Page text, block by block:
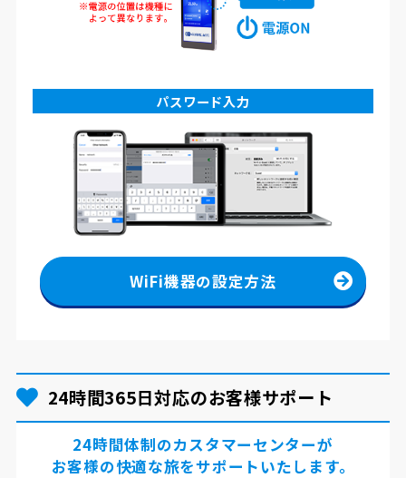
パスワード入力
WiFi機器の設定方法
24時間365日対応のお客様サポート
24時間体制のカスタマーセンターが
お客様の快適な旅をサポートいたします。